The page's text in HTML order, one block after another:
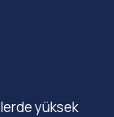
yüksek